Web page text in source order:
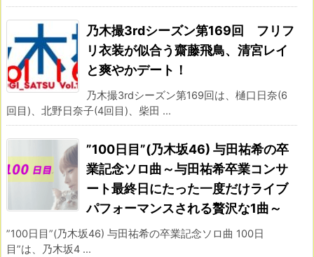
乃木撮3rdシーズン第169回 フリフ
リ衣装が似合う齋藤飛鳥、清宮レイ
と爽やかデート！
乃木撮3rdシーズン第169回は、樋口日奈(6
回目)、北野日奈子(4回目)、柴田 ...
”100日目”(乃木坂46) 与田祐希の卒
業記念ソロ曲～与田祐希卒業コンサ
ート最終日にたった一度だけライブ
パフォーマンスされる贅沢な1曲～
”100日目”(乃木坂46) 与田祐希の卒業記念ソロ曲 100日
目”は、乃木坂4 ...